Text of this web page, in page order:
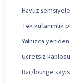
Havuz
Tek kullanımlık
Yalnızca
Ücretsiz
Bar/lounge